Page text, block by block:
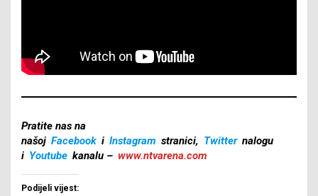
Pratite nas na
našoj Facebook i Instagram stranici, Twitter nalogu
i Youtube kanalu – www.ntvarena.com
Podijeli vijest: